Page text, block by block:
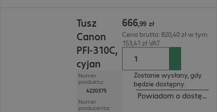
Tusz
Canon
PFI-310C,
cyjan
Numer
produktu:
4220375
Numer
producenta:
666,99 zł
Cena brutto: 820,40 zł w tym
153,41 zł VAT
Zostanie wysłany, gdy
będzie dostępny.
Powiadom o